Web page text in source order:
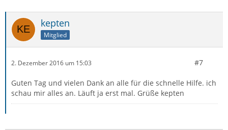
kepten
Mitglied
2. Dezember 2016 um 15:03 #7
Guten Tag und vielen Dank an alle für die schnelle Hilfe. ich
schau mir alles an. Läuft ja erst mal. Grüße kepten